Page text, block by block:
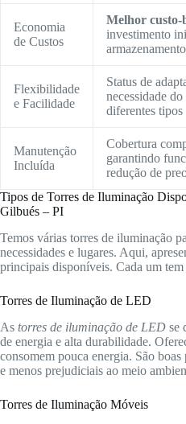
Economia
de Custos
Melhor custo-
investimento
Flexibilidade
e Facilidade
Status de
necessidade
diferentes tipos
Manutenção
Incluída
Cobertura
garantindo
redução de
Tipos de Torres de Iluminação
Gilbués – PI
Temos várias torres de iluminação
necessidades e lugares. Aqui,
principais disponíveis. Cada um tem
Torres de Iluminação de LED
As torres de iluminação de LED se
de energia e alta durabilidade.
consomem pouca energia. São
e menos prejudiciais ao meio
Torres de Iluminação Móveis